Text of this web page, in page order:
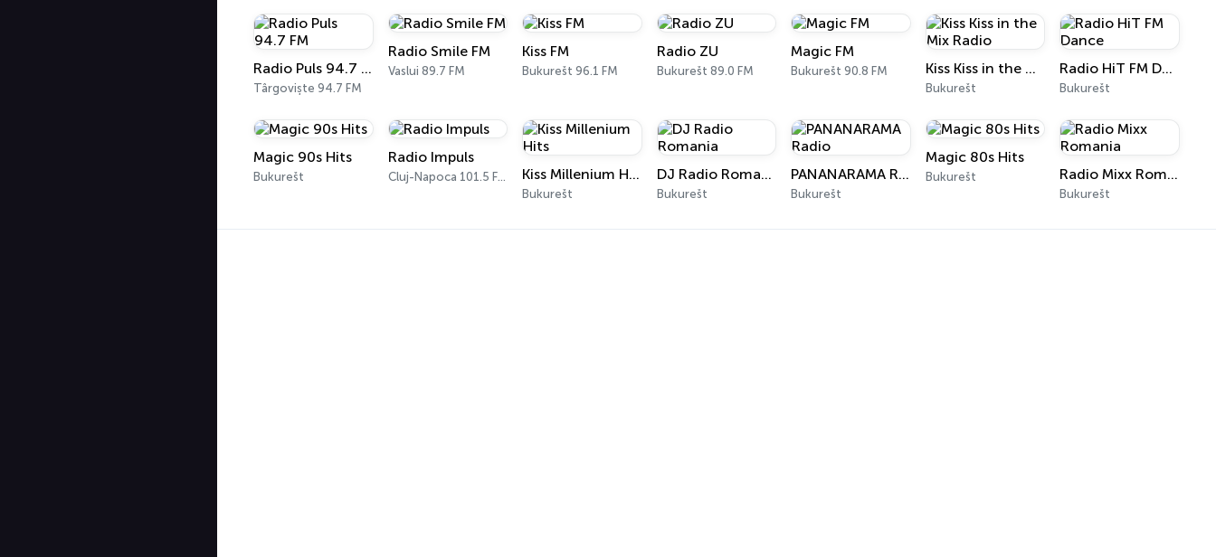
Radio Puls 94.7 FM
Târgoviște 94.7 FM
Radio Smile FM
Vaslui 89.7 FM
Kiss FM
Bukurešt 96.1 FM
Radio ZU
Bukurešt 89.0 FM
Magic FM
Bukurešt 90.8 FM Kiss Kiss in the Mix Radio
Bukurešt
Radio HiT FM Dance
Bukurešt
Magic 90s Hits
Bukurešt
Radio Impuls
Cluj-Napoca 101.5 FM Kiss Millenium Hits
Bukurešt
DJ Radio Romania
Bukurešt
PANANARAMA Radio
Bukurešt
Magic 80s Hits
Bukurešt Radio Mixx Romania
Bukurešt